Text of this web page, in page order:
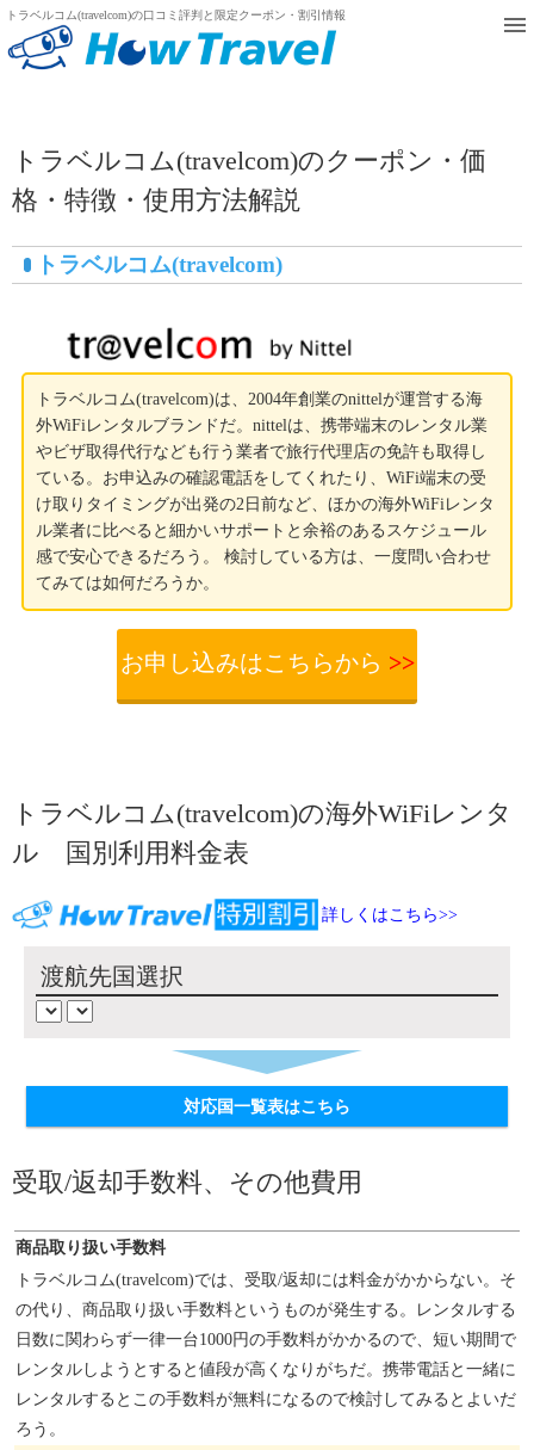
トラベルコム(travelcom)の口コミ評判と限定クーポン・割引情報
トラベルコム(travelcom)のクーポン・価
格・特徴・使用方法解説
トラベルコム(travelcom)
トラベルコム(travelcom)は、2004年創業のnittelが運営する海
外WiFiレンタルブランドだ。nittelは、携帯端末のレンタル業
やビザ取得代行なども行う業者で旅行代理店の免許も取得し
ている。お申込みの確認電話をしてくれたり、WiFi端末の受
け取りタイミングが出発の2日前など、ほかの海外WiFiレンタ
ル業者に比べると細かいサポートと余裕のあるスケジュール
感で安心できるだろう。 検討している方は、一度問い合わせ
てみては如何だろうか。
お申し込みはこちらから >>
トラベルコム(travelcom)の海外WiFiレンタ
ル 国別利用料金表
詳しくはこちら>>
渡航先国選択
対応国一覧表はこちら
受取/返却手数料、その他費用
商品取り扱い手数料
トラベルコム(travelcom)では、受取/返却には料金がかからない。そ
の代り、商品取り扱い手数料というものが発生する。レンタルする
日数に関わらず一律一台1000円の手数料がかかるので、短い期間で
レンタルしようとすると値段が高くなりがちだ。携帯電話と一緒に
レンタルするとこの手数料が無料になるので検討してみるとよいだ
ろう。